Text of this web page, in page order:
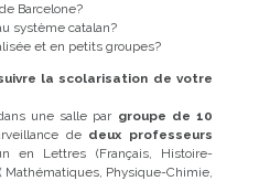
Barcelone?
système catalan?
et en petits groupes?
la scolarisation de votre
une salle par groupe de 10
de deux professeurs
en Lettres (Français, Histoire-
Mathématiques, Physique-Chimie,